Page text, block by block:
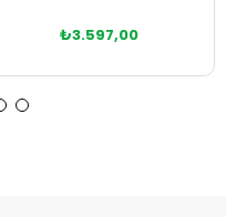
₺3.597,00